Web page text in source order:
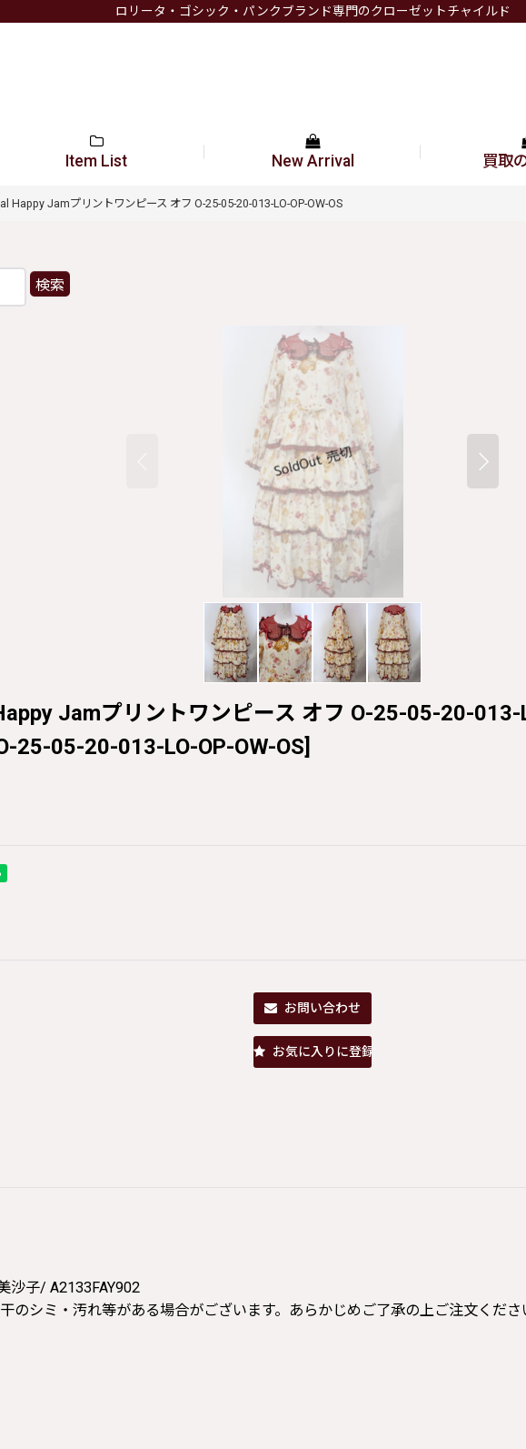
ロリータ・ゴシック・パンクブランド専門のクローゼットチャイルド
Item List New Arrival 買取
Happy Jamプリントワンピース オフ O-25-05-20-013-LO-OP-OW-OS
検索
Jamプリントワンピース オフ O-25-05-20-013-
25-05-20-013-LO-OP-OW-OS]
お問い合わせ
お気に入りに登録
沙子/ A2133FAY902
のシミ・汚れ等がある場合がございます。あらかじめご了承の上ご注文くださ